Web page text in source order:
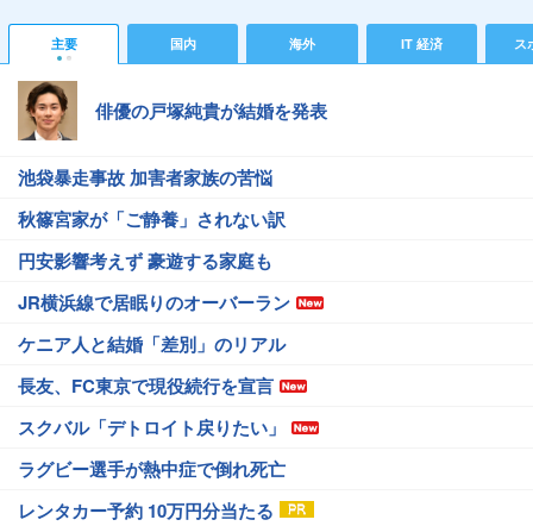
主要 国内 海外 IT 経済 ス
俳優の戸塚純貴が結婚を発表
池袋暴走事故 加害者家族の苦悩
秋篠宮家が「ご静養」されない訳
円安影響考えず 豪遊する家庭も
JR横浜線で居眠りのオーバーラン
ケニア人と結婚「差別」のリアル
長友、FC東京で現役続行を宣言
スクバル「デトロイト戻りたい」
ラグビー選手が熱中症で倒れ死亡
レンタカー予約 10万円分当たる